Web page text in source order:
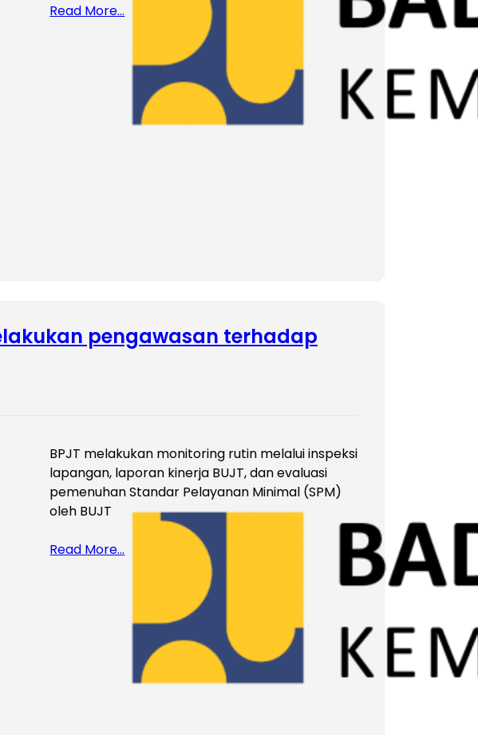
Read More…
pengawasan terhadap
BPJT melakukan monitoring rutin melalui inspeksi
lapangan, laporan kinerja BUJT, dan evaluasi
pemenuhan Standar Pelayanan Minimal (SPM)
oleh BUJT
Read More…